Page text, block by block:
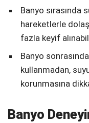
Banyo sırasında
hareketlerle
fazla keyif
Banyo
kullanmadan,
korunmasına
Banyo